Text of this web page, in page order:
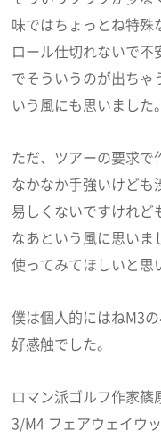
味ではちょっとね特殊
ロール仕切れないで
でそういうのが出ちゃ
いう風にも思いました。
ただ、ツアーの要求で
なかなか手強いけど
易しくないですけれ
なあという風に思い
使ってみてほしいと思
僕は個人的にはねM3
好感触でした。
ロマン派ゴルフ作家
3/M4 フェアウェイウ